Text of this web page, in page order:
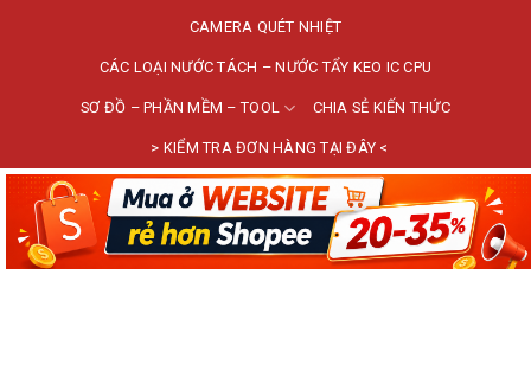
CAMERA QUÉT NHIỆT
CÁC LOẠI NƯỚC TÁCH – NƯỚC TẨY KEO IC CPU
SƠ ĐỒ – PHẦN MỀM – TOOL CHIA SẺ KIẾN THỨC
> KIỂM TRA ĐƠN HÀNG TẠI ĐÂY <